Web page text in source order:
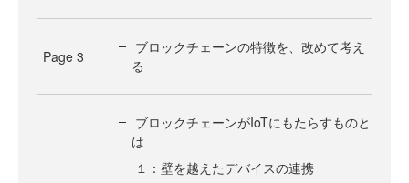
Page 3
ブロックチェーンの特徴を、改めて考え
る
ブロックチェーンがIoTにもたらすものと
は
１：壁を越えたデバイスの連携